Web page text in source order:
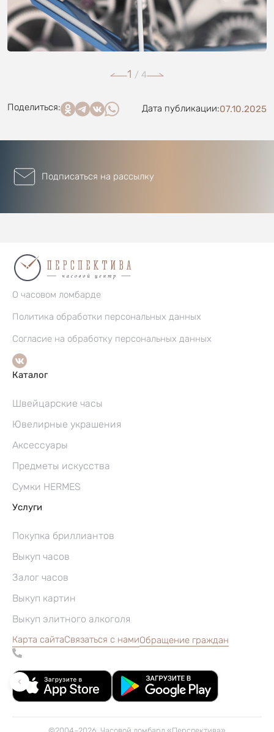
1 / 4
Поделиться: Дата публикации:07.10.2025
Подписаться на рассылку
О часовом ломбарде
Политика обработки персональных данных
Согласие на обработку персональных данных
Каталог
Швейцарские часы
Ювелирные украшения
Аксессуары
Предметы искусства
Сумки HERMES
Услуги
Покупка бриллиантов
Выкуп часов
Залог часов
Выкуп картин
Выкуп элитного алкоголя
Карта сайтаСвязаться с намиОбращение граждан